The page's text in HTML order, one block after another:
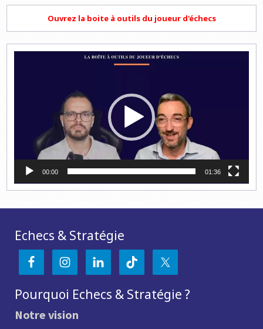
Ouvrez la boite à outils du joueur d'échecs
00:00 01:36
Echecs & Stratégie
Pourquoi Echecs & Stratégie ?
Notre vision